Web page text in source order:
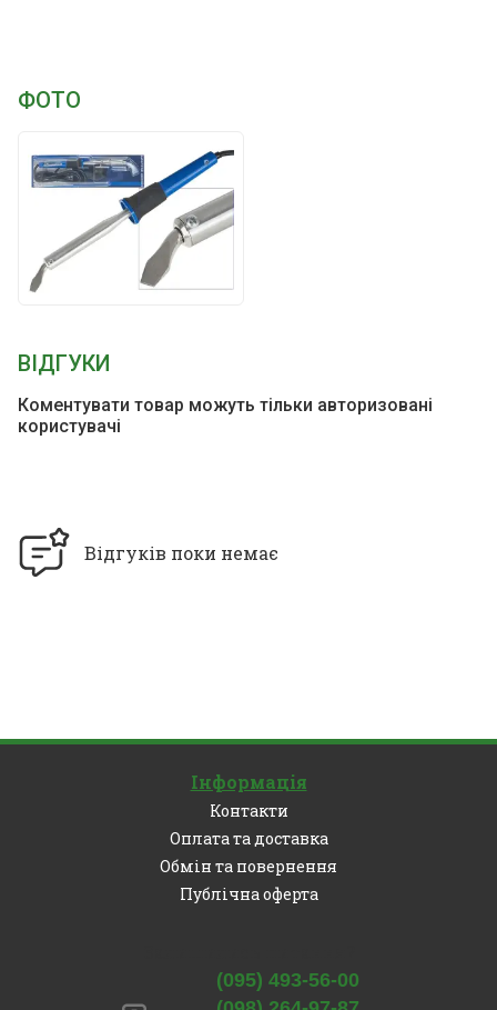
ФОТО
ВІДГУКИ
Коментувати товар можуть тільки авторизовані
користувачі
Відгуків поки немає
Інформація
Контакти
Оплата та доставка
Обмін та повернення
Публічна оферта
(095) 493-56-00